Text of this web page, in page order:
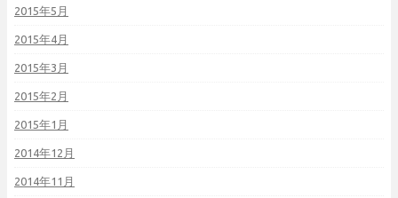
2015年5月
2015年4月
2015年3月
2015年2月
2015年1月
2014年12月
2014年11月